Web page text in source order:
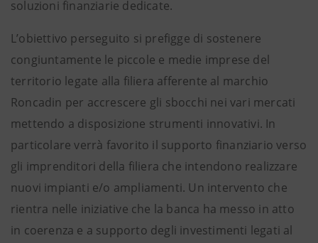
soluzioni finanziarie dedicate.
L’obiettivo perseguito si prefigge di sostenere
congiuntamente le piccole e medie imprese del
territorio legate alla filiera afferente al marchio
Roncadin per accrescere gli sbocchi nei vari mercati
mettendo a disposizione strumenti innovativi. In
particolare verrà favorito il supporto finanziario verso
gli imprenditori della filiera che intendono realizzare
nuovi impianti e/o ampliamenti. Un intervento che
rientra nelle iniziative che la banca ha messo in atto
in coerenza e a supporto degli investimenti legati al